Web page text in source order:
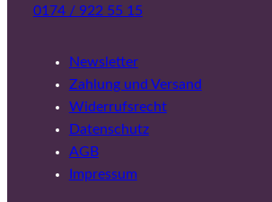
0174 / 922 55 15
Newsletter
Zahlung und Versand
Widerrufsrecht
Datenschutz
AGB
Impressum